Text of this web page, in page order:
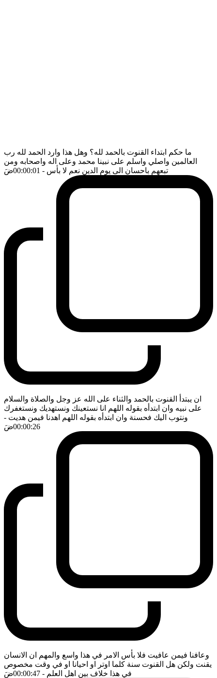
ما حكم ابتداء القنوت بالحمد لله؟ وهل هذا وارد الحمد لله رب
العالمين واصلي واسلم على نبينا محمد وعلى اله واصحابه ومن
تبعهم باحسان الى يوم الدين نعم لا بأس - 00:00:01 ضَ
ان يبتدأ القنوت بالحمد والثناء على الله عز وجل والصلاة والسلام
على نبيه وان ابتدأه بقوله اللهم انا نستعينك ونستهديك ونستغفرك
ونتوب اليك فحسنة وان ابتدأه بقوله اللهم اهدنا فيمن هديت -
00:00:26ضَ
وعافنا فيمن عافيت فلا بأس الامر في هذا واسع والمهم ان الانسان
يقنت ولكن هل القنوت سنة كلما اوتر او احيانا او في وقت مخصوص
في هذا خلاف بين اهل العلم - 00:00:47 ضَ